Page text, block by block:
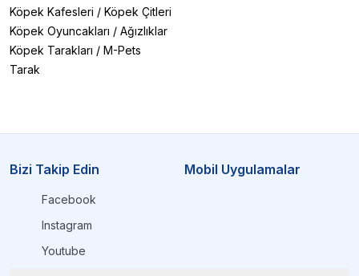
Köpek Kafesleri / Köpek Çitleri
Köpek Oyuncakları / Ağızlıklar
Köpek Tarakları / M-Pets
Tarak
Bizi Takip Edin
Facebook
Instagram
Youtube
Mobil Uygulamalar